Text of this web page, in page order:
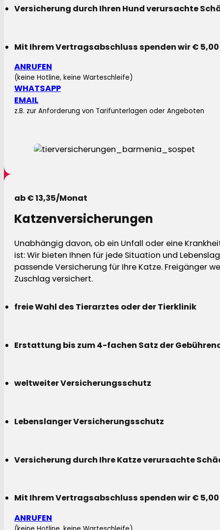
Versicherung durch Ihren Hund verursachte
Mit Ihrem Vertragsabschluss spenden wir €
ANRUFEN
(keine Hotline, keine Warteschleife)
WHATSAPP
EMAIL
z.B. zur Anforderung von Tarifunterlagen oder Angeboten
ab € 13,35/Monat
Katzenversicherungen
Unabhängig davon, ob ein Unfall oder eine
ist: Wir bieten Ihnen für jede Situation und
passende Versicherung für Ihre Katze. Freigänger
Zuschlag versichert.
freie Wahl des Tierarztes oder der Tierklinik
Erstattung bis zum 4-fachen Satz der
weltweiter Versicherungsschutz
Lebenslanger Versicherungsschutz
Versicherung durch Ihre Katze verursachte
Mit Ihrem Vertragsabschluss spenden wir €
ANRUFEN